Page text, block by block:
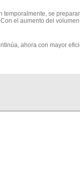
temporalmente, se
el aumento del
ahora con mayor